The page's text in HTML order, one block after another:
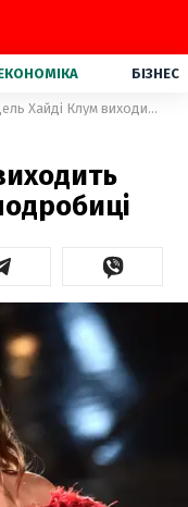
БІЗНЕС
Модель Хайді Клум виходить заміж: несподівані подробиці